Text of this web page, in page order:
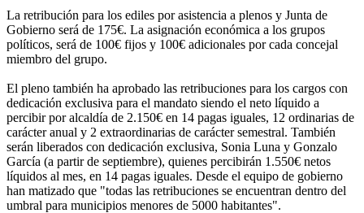
La retribución para los ediles por asistencia a plenos y Junta de
Gobierno será de 175€. La asignación económica a los grupos
políticos, será de 100€ fijos y 100€ adicionales por cada concejal
miembro del grupo.
El pleno también ha aprobado las retribuciones para los cargos con
dedicación exclusiva para el mandato siendo el neto líquido a
percibir por alcaldía de 2.150€ en 14 pagas iguales, 12 ordinarias de
carácter anual y 2 extraordinarias de carácter semestral. También
serán liberados con dedicación exclusiva, Sonia Luna y Gonzalo
García (a partir de septiembre), quienes percibirán 1.550€ netos
líquidos al mes, en 14 pagas iguales. Desde el equipo de gobierno
han matizado que "todas las retribuciones se encuentran dentro del
umbral para municipios menores de 5000 habitantes".